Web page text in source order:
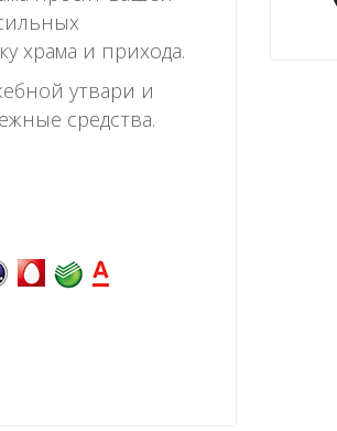
храма и прихода.
утвари и
средства.